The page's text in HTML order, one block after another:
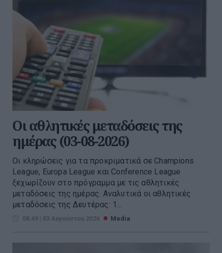
Οι αθλητικές μεταδόσεις της
ημέρας (03-08-2026)
Οι κληρώσεις για τα προκριματικά σε Champions
League, Europa League και Conference League
ξεχωρίζουν στο πρόγραμμα με τις αθλητικές
μεταδόσεις της ημέρας. Αναλυτικά οι αθλητικές
μεταδόσεις της Δευτέρας: 1...
08:49 | 03 Αυγούστου 2026 Media